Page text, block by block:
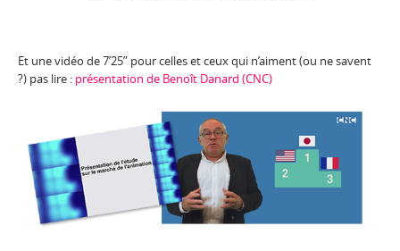
Et une vidéo de 7’25” pour celles et ceux qui n’aiment (ou ne savent
?) pas lire : présentation de Benoît Danard (CNC)